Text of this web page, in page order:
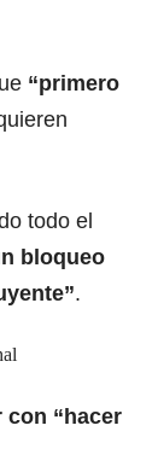
“primero
todo el
bloqueo
.
con “hacer